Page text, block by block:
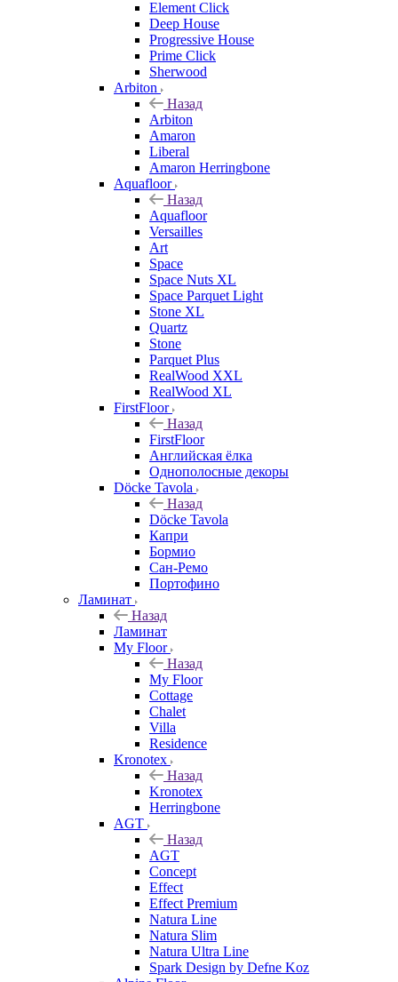
Element Click
Deep House
Progressive House
Prime Click
Sherwood
Arbiton
Назад
Arbiton
Amaron
Liberal
Amaron Herringbone
Aquafloor
Назад
Aquafloor
Versailles
Art
Space
Space Nuts XL
Space Parquet Light
Stone XL
Quartz
Stone
Parquet Plus
RealWood XXL
RealWood XL
FirstFloor
Назад
FirstFloor
Английская ёлка
Однополосные декоры
Döcke Tavola
Назад
Döcke Tavola
Капри
Бормио
Сан-Ремо
Портофино
Ламинат
Назад
Ламинат
My Floor
Назад
My Floor
Cottage
Chalet
Villa
Residence
Kronotex
Назад
Kronotex
Herringbone
AGT
Назад
AGT
Concept
Effect
Effect Premium
Natura Line
Natura Slim
Natura Ultra Line
Spark Design by Defne Koz